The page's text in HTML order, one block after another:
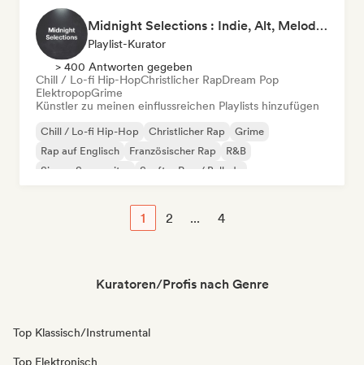
Midnight Selections : Indie, Alt, Melodic Rap & Beyond
Playlist-Kurator
> 400 Antworten gegeben
Chill / Lo-fi Hip-HopChristlicher RapDream Pop
ElektropopGrime
Künstler zu meinen einflussreichen Playlists hinzufügen
Chill / Lo-fi Hip-Hop Christlicher Rap
Grime
Rap auf Englisch
Französischer Rap
R&B
Singer-Songwriter
Sanfter Pop / Ballade
1 2 ... 4
Kuratoren/Profis nach Genre
Top Klassisch/Instrumental
Top Elektronisch